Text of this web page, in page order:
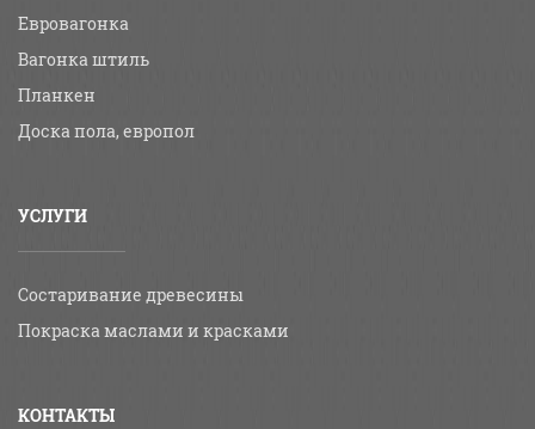
Евровагонка
Вагонка штиль
Планкен
Доска пола, европол
УСЛУГИ
Состаривание древесины
Покраска маслами и красками
КОНТАКТЫ